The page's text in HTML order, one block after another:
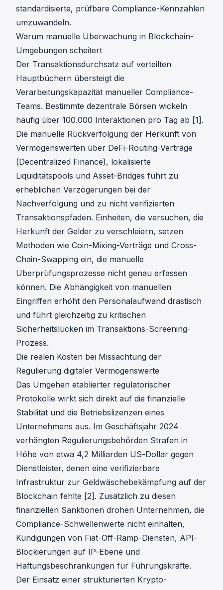
standardisierte, prüfbare Compliance-Kennzahlen
umzuwandeln.
Warum manuelle Überwachung in Blockchain-
Umgebungen scheitert
Der Transaktionsdurchsatz auf verteilten
Hauptbüchern übersteigt die
Verarbeitungskapazität manueller Compliance-
Teams. Bestimmte dezentrale Börsen wickeln
häufig über 100.000 Interaktionen pro Tag ab [1].
Die manuelle Rückverfolgung der Herkunft von
Vermögenswerten über DeFi-Routing-Verträge
(Decentralized Finance), lokalisierte
Liquiditätspools und Asset-Bridges führt zu
erheblichen Verzögerungen bei der
Nachverfolgung und zu nicht verifizierten
Transaktionspfaden. Einheiten, die versuchen, die
Herkunft der Gelder zu verschleiern, setzen
Methoden wie Coin-Mixing-Verträge und Cross-
Chain-Swapping ein, die manuelle
Überprüfungsprozesse nicht genau erfassen
können. Die Abhängigkeit von manuellen
Eingriffen erhöht den Personalaufwand drastisch
und führt gleichzeitig zu kritischen
Sicherheitslücken im Transaktions-Screening-
Prozess.
Die realen Kosten bei Missachtung der
Regulierung digitaler Vermögenswerte
Das Umgehen etablierter regulatorischer
Protokolle wirkt sich direkt auf die finanzielle
Stabilität und die Betriebslizenzen eines
Unternehmens aus. Im Geschäftsjahr 2024
verhängten Regulierungsbehörden Strafen in
Höhe von etwa 4,2 Milliarden US-Dollar gegen
Dienstleister, denen eine verifizierbare
Infrastruktur zur Geldwäschebekämpfung auf der
Blockchain fehlte [2]. Zusätzlich zu diesen
finanziellen Sanktionen drohen Unternehmen, die
Compliance-Schwellenwerte nicht einhalten,
Kündigungen von Fiat-Off-Ramp-Diensten, API-
Blockierungen auf IP-Ebene und
Haftungsbeschränkungen für Führungskräfte.
Der Einsatz einer strukturierten Krypto-